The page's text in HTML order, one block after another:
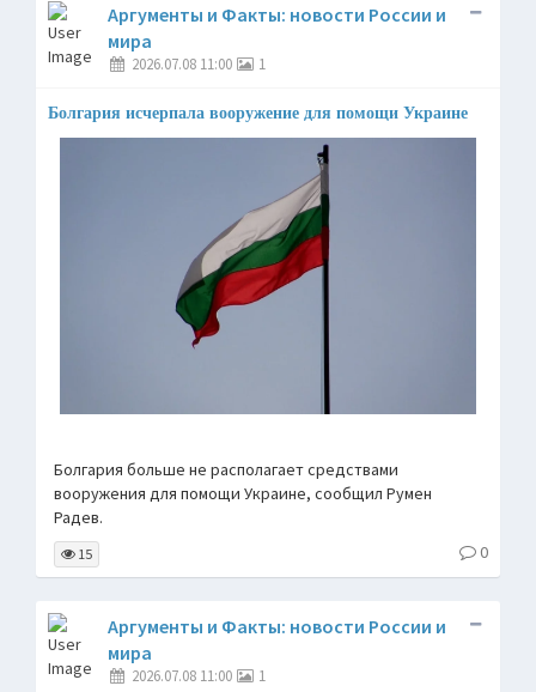
Аргументы и Факты: новости России и
мира
2026.07.08 11:00 1
Болгария исчерпала вооружение для помощи Украине
Болгария больше не располагает средствами
вооружения для помощи Украине, сообщил Румен
Радев.
15 0
Аргументы и Факты: новости России и
мира
2026.07.08 11:00 1